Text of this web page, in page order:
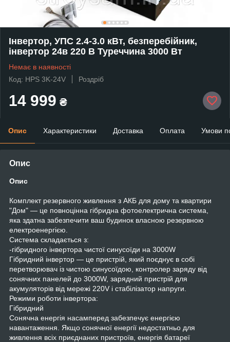
Інвертор, УПС 2.4-3.0 кВт, безперебійник,
інвертор 24в 220 В Туреччина 3000 Вт
Немає в наявності
Код: HPS 3K-24V
Роздріб
14 999 ₴
Опис Характеристики Доставка Оплата Умови
Опис
Опис
Комплект резервного живлення з АКБ для дому та квартири
"Дом" — це повноцінна гібридна фотоелектрична система,
яка здатна забезпечити ваш будинок власною резервною
електроенергією.
Система складається з:
-гібридного інвертора чистої синусоїди на 3000W
Гібридний інвертор — це пристрій, який поєднує в собі
перетворювач із чистою синусоїдою, контролер заряду від
сонячних панелей до 3000W, зарядний пристрій для
акумуляторів від мережі 220V і стабілізатор напруги.
Режими роботи інвертора:
Гібридний
Сонячна енергія насамперед забезпечує енергією
навантаження. Якщо сонячної енергії недостатньо для
живлення всіх приєднаних пристроїв, енергія батареї